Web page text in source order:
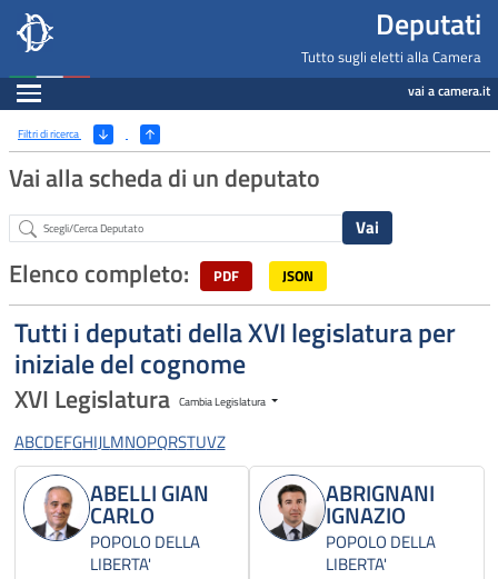
Deputati, Camera dei Deputati -
Salta al contenuto principale
Salta al menu di navigazione Deputati
Tutto sugli eletti alla Camera
Espandi vai a camera.it
Ricerca
Filtri di ricerca (Apri/Chiudi filtri)
Vai alla scheda di un deputato
Abstract
Elenco completo: PDF JSON
Tutti i deputati della XVI legislatura per
iniziale del cognome
XVI Legislatura Cambia Legislatura
ABCDEFGHIJLMNOPQRSTUVZ
ABELLI GIAN
CARLO
POPOLO DELLA
LIBERTA'
ABRIGNANI
IGNAZIO
POPOLO DELLA
LIBERTA'
Navigazione pagine di servizio
Fine pagina
Salta al contenuto principale
Salta al menu di navigazione
Vai a inizio pagina